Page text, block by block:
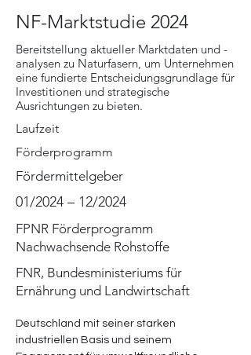
NF-Marktstudie 2024
Bereitstellung aktueller Marktdaten und -
analysen zu Naturfasern, um Unternehmen
eine fundierte Entscheidungsgrundlage für
Investitionen und strategische
Ausrichtungen zu bieten.
Laufzeit
Förderprogramm
Fördermittelgeber
01/2024 – 12/2024
FPNR Förderprogramm
Nachwachsende Rohstoffe
FNR, Bundesministeriums für
Ernährung und Landwirtschaft
Deutschland mit seiner starken
industriellen Basis und seinem